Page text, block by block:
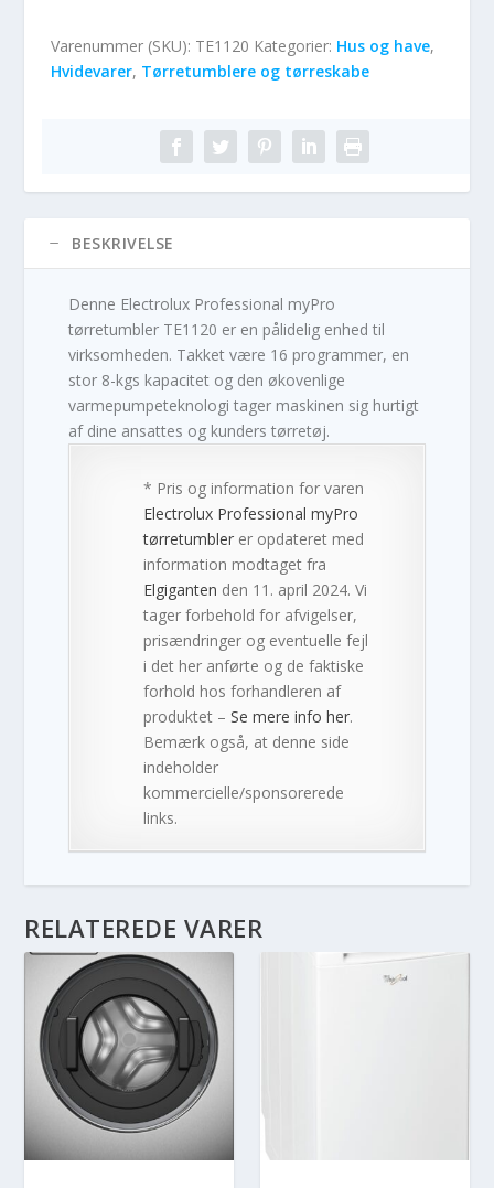
Varenummer (SKU): TE1120 Kategorier: Hus og have,
Hvidevarer, Tørretumblere og tørreskabe
BESKRIVELSE
Denne Electrolux Professional myPro
tørretumbler TE1120 er en pålidelig enhed til
virksomheden. Takket være 16 programmer, en
stor 8-kgs kapacitet og den økovenlige
varmepumpeteknologi tager maskinen sig hurtigt
af dine ansattes og kunders tørretøj.
* Pris og information for varen
Electrolux Professional myPro
tørretumbler er opdateret med
information modtaget fra
Elgiganten den 11. april 2024. Vi
tager forbehold for afvigelser,
prisændringer og eventuelle fejl
i det her anførte og de faktiske
forhold hos forhandleren af
produktet –Se mere info her.
Bemærk også, at denne side
indeholder
kommercielle/sponsorerede
links.
RELATEREDE VARER